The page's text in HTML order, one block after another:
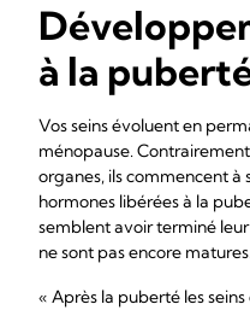
à la
Vos seins évoluent en
ménopause.
organes, ils commencent à
hormones libérées à la
semblent avoir terminé
ne sont pas encore
« Après la puberté les